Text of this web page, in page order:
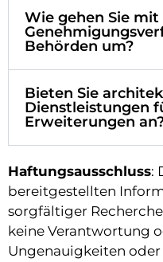
Wie gehen Sie mit
Behörden um?
Bieten Sie
Dienstleistungen
Erweiterungen
Haftungsausschluss:
bereitgestellten
sorgfältiger
keine Verantwortung
Ungenauigkeiten